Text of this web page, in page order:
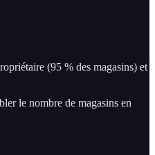
(95 % des magasins) et
le nombre de magasins en